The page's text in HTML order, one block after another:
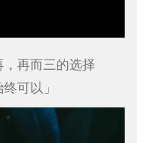
，再而三的选择
可以」